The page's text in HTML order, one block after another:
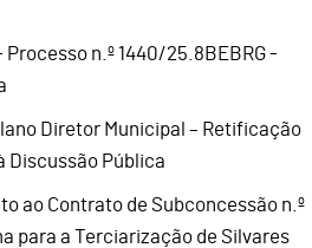
n.º 1440/25.8BEBRG -
Diretor Municipal – Retificação
Discussão Pública
ao Contrato de Subconcessão n.º
para a Terciarização de Silvares